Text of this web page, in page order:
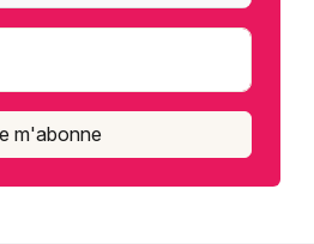
m'abonne